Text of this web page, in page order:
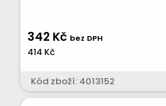
342 Kč bez DPH
414 Kč
Kód zboží: 4013152